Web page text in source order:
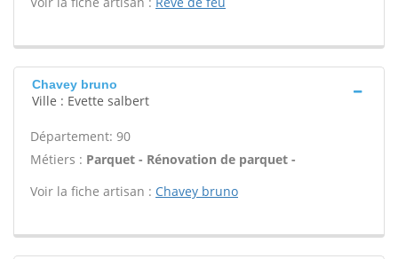
Chavey bruno
Ville : Evette salbert
Département: 90
Métiers : Parquet - Rénovation de parquet -
Voir la fiche artisan : Chavey bruno